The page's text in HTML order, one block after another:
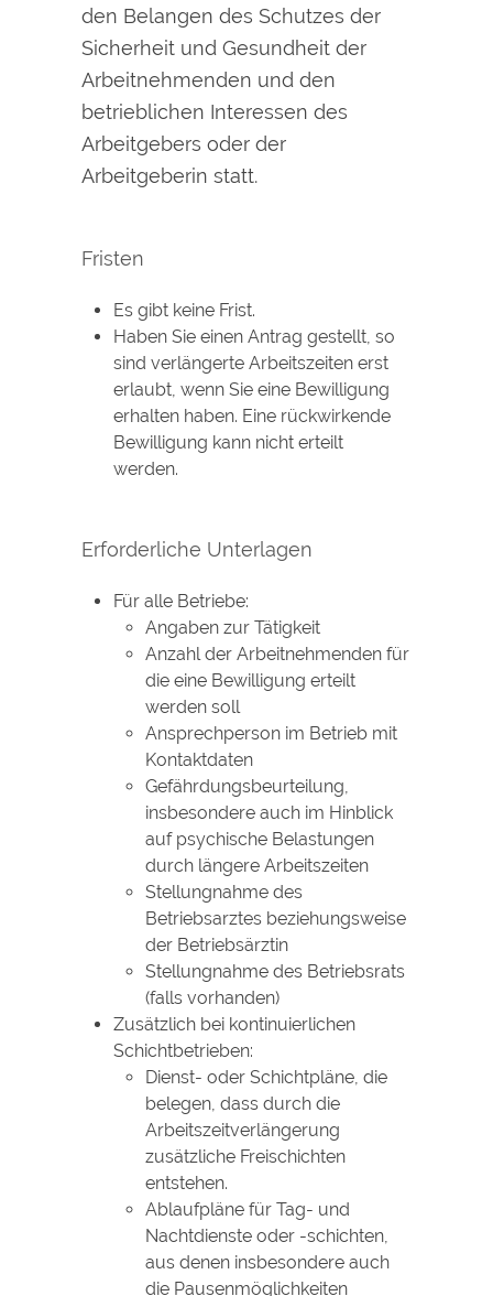
den Belangen des Schutzes der
Sicherheit und Gesundheit der
Arbeitnehmenden und den
betrieblichen Interessen des
Arbeitgebers oder der
Arbeitgeberin statt.
Fristen
Es gibt keine Frist.
Haben Sie einen Antrag gestellt, so
sind verlängerte Arbeitszeiten erst
erlaubt, wenn Sie eine Bewilligung
erhalten haben. Eine rückwirkende
Bewilligung kann nicht erteilt
werden.
Erforderliche Unterlagen
Für alle Betriebe:
Angaben zur Tätigkeit
Anzahl der Arbeitnehmenden für
die eine Bewilligung erteilt
werden soll
Ansprechperson im Betrieb mit
Kontaktdaten
Gefährdungsbeurteilung,
insbesondere auch im Hinblick
auf psychische Belastungen
durch längere Arbeitszeiten
Stellungnahme des
Betriebsarztes beziehungsweise
der Betriebsärztin
Stellungnahme des Betriebsrats
(falls vorhanden)
Zusätzlich bei kontinuierlichen
Schichtbetrieben:
Dienst- oder Schichtpläne, die
belegen, dass durch die
Arbeitszeitverlängerung
zusätzliche Freischichten
entstehen.
Ablaufpläne für Tag- und
Nachtdienste oder -schichten,
aus denen insbesondere auch
die Pausenmöglichkeiten